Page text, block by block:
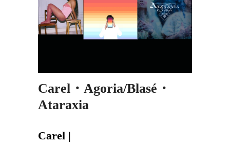
Carel・Agoria/Blasé・
Ataraxia
Carel |